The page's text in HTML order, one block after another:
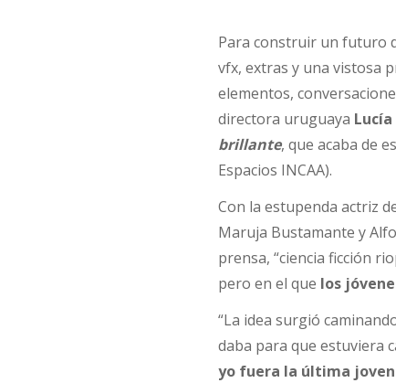
Para construir un futuro
vfx, extras y una vistosa
elementos,
directora uruguaya
brillante, que acaba de
Espacios INCAA).
Con la estupenda actriz
Maruja Bustamante y
prensa, “ciencia ficción
pero en el que los
“La idea surgió
daba para que estuviera
yo fuera la última